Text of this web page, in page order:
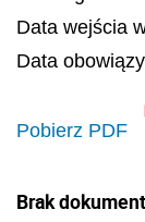
Data wejścia
Data
Pobierz PDF
Brak